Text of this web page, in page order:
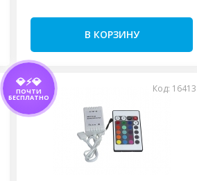
В КОРЗИНУ
💎⚡💎
ПОЧТИ
БЕСПЛАТНО
Код: 16413